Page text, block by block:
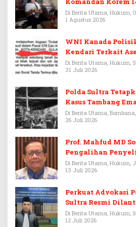
Warisan Menjadi
Di Berita Utama, Hukum,
1 Agustus 2026
WNI Kanada
Kendari Terkait
Di Berita Utama, Hukum,
31 Juli 2026
Polda Sultra
Kasus Tambang
Di Berita Utama,
26 Juli 2026
Prof. Mahfud MD
Pengalihan
Febrie Adriansyah
Di Berita Utama, Hukum,
13 Juli 2026
Perkuat Advokasi
Sultra Resmi
PERADI
Di Berita Utama, Hukum,
12 Juli 2026